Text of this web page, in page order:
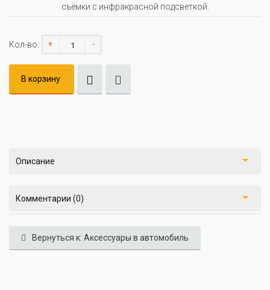
съёмки с инфракрасной подсветкой.
Кол-во: + -
В корзину
Описание
Комментарии (0)
Вернуться к: Аксессуары в автомобиль